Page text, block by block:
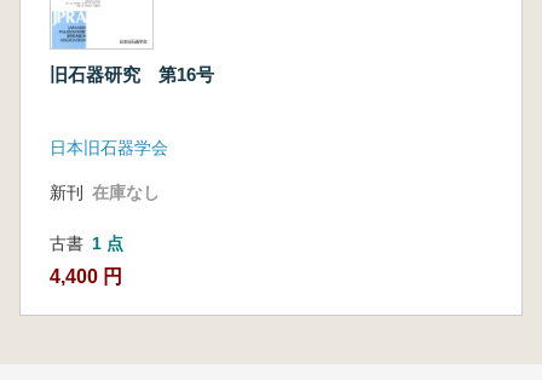
旧石器研究 第16号
日本旧石器学会
新刊 在庫なし
古書 1 点
4,400 円